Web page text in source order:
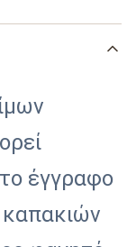
έγγραφο